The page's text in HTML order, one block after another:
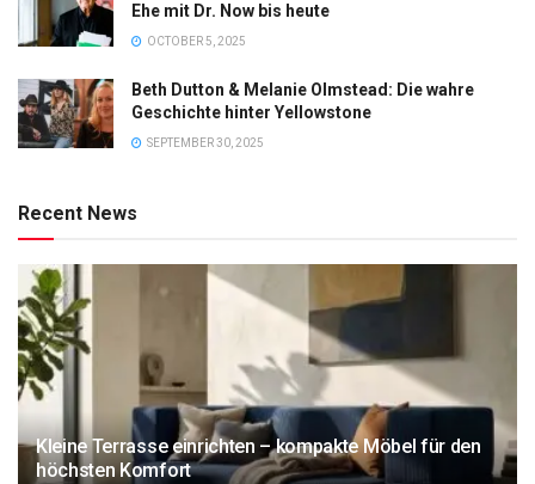
Ehe mit Dr. Now bis heute
OCTOBER 5, 2025
Beth Dutton & Melanie Olmstead: Die wahre
Geschichte hinter Yellowstone
SEPTEMBER 30, 2025
Recent News
Kleine Terrasse einrichten – kompakte Möbel für den
höchsten Komfort